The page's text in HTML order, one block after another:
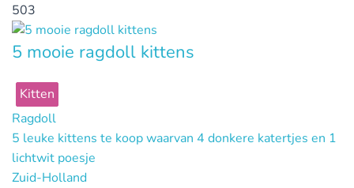
503
5 mooie ragdoll kittens
Kitten
Ragdoll
5 leuke kittens te koop waarvan 4 donkere katertjes en 1
lichtwit poesje
Zuid-Holland